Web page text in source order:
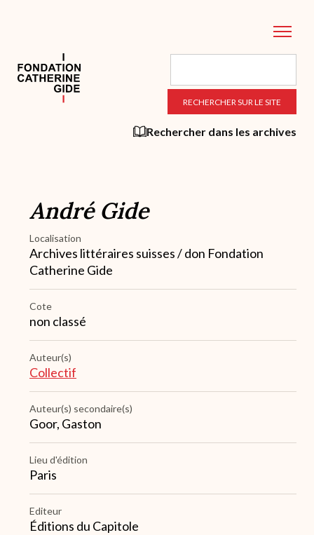
principal
Rechercher dans les archives
André Gide
Localisation
Archives littéraires suisses / don Fondation
Catherine Gide
Cote
non classé
Auteur(s)
Collectif
Auteur(s) secondaire(s)
Goor, Gaston
Lieu d'édition
Paris
Editeur
Éditions du Capitole